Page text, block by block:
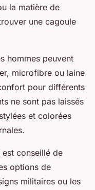
la matière de
une cagoule
hommes peuvent
microfibre ou laine
pour différents
ne sont pas laissés
et colorées
conseillé de
options de
militaires ou les